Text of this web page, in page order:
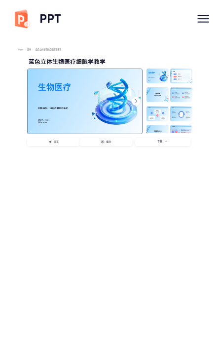
PPT
imyPPT / 课件 / 蓝色立体生物医疗细胞学教学
蓝色立体生物医疗细胞学教学
分享 播放 下载